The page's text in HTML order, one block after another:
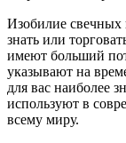
Изобилие свечных
знать или
имеют больший
указывают на
для вас наиболее
используют в
всему миру.